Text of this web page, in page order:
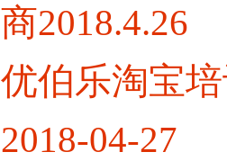
商2018.4.26
优伯乐淘宝
2018-04-27